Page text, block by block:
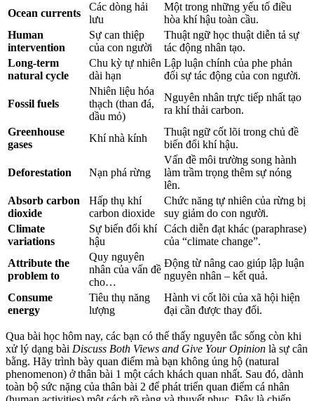
Ocean currents
Các dòng hải
lưu
Một trong những yếu tố điều
hòa khí hậu toàn cầu.
Human
intervention
Sự can thiệp
của con người
Thuật ngữ học thuật diễn tả sự
tác động nhân tạo.
Long-term
natural cycle
Chu kỳ tự nhiên
dài hạn
Lập luận chính của phe phản
đối sự tác động của con người.
Fossil fuels
Nhiên liệu hóa
thạch (than đá,
dầu mỏ)
Nguyên nhân trực tiếp nhất tạo
ra khí thải carbon.
Greenhouse
gases
Khí nhà kính
Thuật ngữ cốt lõi trong chủ đề
biến đổi khí hậu.
Deforestation Nạn phá rừng
Vấn đề môi trường song hành
làm trầm trọng thêm sự nóng
lên.
Absorb carbon
dioxide
Hấp thụ khí
carbon dioxide
Chức năng tự nhiên của rừng bị
suy giảm do con người.
Climate
variations
Sự biến đổi khí
hậu
Cách diễn đạt khác (paraphrase)
của “climate change”.
Attribute the
problem to
Quy nguyên
nhân của vấn đề
cho…
Động từ nâng cao giúp lập luận
nguyên nhân – kết quả.
Consume
energy
Tiêu thụ năng
lượng
Hành vi cốt lõi của xã hội hiện
đại cần được thay đổi.
Qua bài học hôm nay, các bạn có thể thấy nguyên tắc sống còn khi
xử lý dạng bài Discuss Both Views and Give Your Opinion là sự cân
bằng. Hãy trình bày quan điểm mà bạn không ủng hộ (natural
phenomenon) ở thân bài 1 một cách khách quan nhất. Sau đó, dành
toàn bộ sức nặng của thân bài 2 để phát triển quan điểm cá nhân